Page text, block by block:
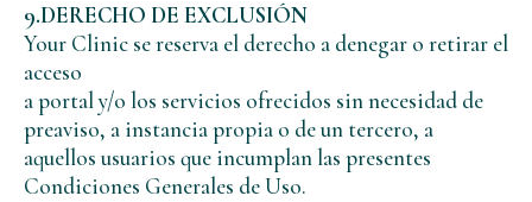
9.DERECHO DE EXCLUSIÓN
Your Clinic se reserva el derecho a denegar o retirar el
acceso
a portal y/o los servicios ofrecidos sin necesidad de
preaviso, a instancia propia o de un tercero, a
aquellos usuarios que incumplan las presentes
Condiciones Generales de Uso.